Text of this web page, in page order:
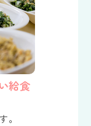
給食
。